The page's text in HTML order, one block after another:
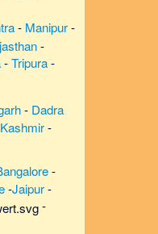
- Manipur-
-
-Tripura-
- Dadra
-
-
-Jaipur-
-